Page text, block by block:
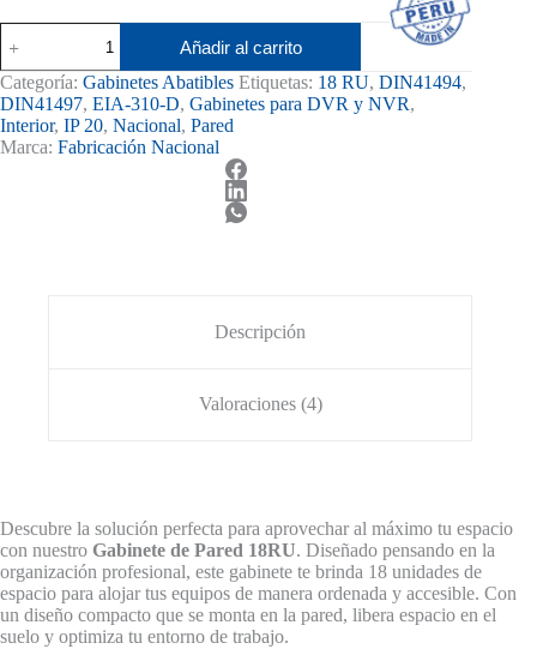
de
Pared
18RU
Abatible
cantidad
Añadir al carrito
Categoría: Gabinetes Abatibles Etiquetas: 18 RU, DIN41494,
DIN41497, EIA-310-D, Gabinetes para DVR y NVR,
Interior, IP 20, Nacional, Pared
Marca: Fabricación Nacional
Descripción
Valoraciones (4)
Descubre la solución perfecta para aprovechar al máximo tu espacio
con nuestro Gabinete de Pared 18RU. Diseñado pensando en la
organización profesional, este gabinete te brinda 18 unidades de
espacio para alojar tus equipos de manera ordenada y accesible. Con
un diseño compacto que se monta en la pared, libera espacio en el
suelo y optimiza tu entorno de trabajo.